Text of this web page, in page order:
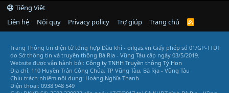
Tiếng Việt
Liên hệ
Nội quy Privacy policy Trợ giúp Trang chủ
R
Trang Thông tin điện tử tổng hợp Dầu khí - oilgas.vn Giấy phép số 01/GP-TTĐT
do Sở thông tin và truyền thông Bà Rịa - Vũng Tàu cấp ngày 03/5/2019.
Website được vận hành bởi: Công ty TNHH Truyền thông Tý Hon
Địa chỉ: 110 Huyền Trân Công Chúa, TP Vũng Tàu, Bà Rịa - Vũng Tàu
Chịu trách nhiệm nội dung: Hoàng Nghĩa Thanh
Điện thoại: 0938 948 549